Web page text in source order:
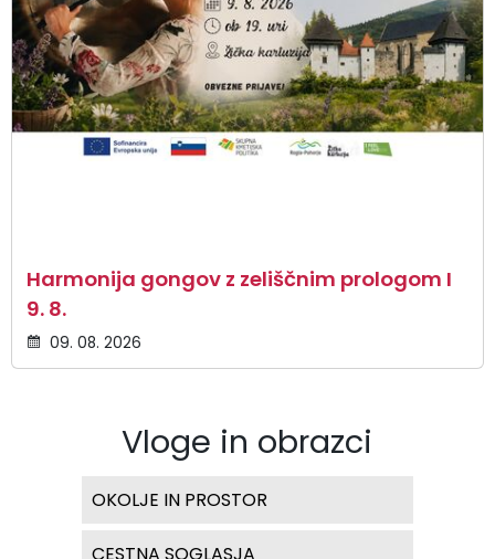
Harmonija gongov z zeliščnim prologom I
9. 8.
09. 08. 2026
Vloge in obrazci
OKOLJE IN PROSTOR